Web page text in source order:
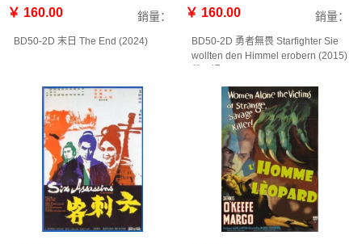
￥ 160.00 銷量：
BD50-2D 末日 The End (2024)
￥ 160.00 銷量：
BD50-2D 勇者無畏 Starfighter Sie
wollten den Himmel erobern (2015)